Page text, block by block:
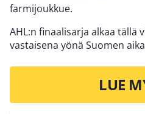
farmijoukkue.
AHL:n finaalisarja alkaa tällä
vastaisena yönä Suomen
LUE